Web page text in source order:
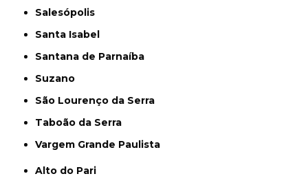
Salesópolis
Santa Isabel
Santana de Parnaíba
Suzano
São Lourenço da Serra
Taboão da Serra
Vargem Grande Paulista
Alto do Pari